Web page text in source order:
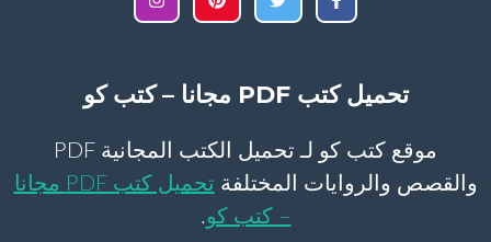
تحميل كتب PDF مجانا – كتب كو
موقع كتب كو لـ تحميل الكتب المجانية PDF
والقصص والروايات المختلفة
تحميل كتب PDF مجانا
– كتب كو.